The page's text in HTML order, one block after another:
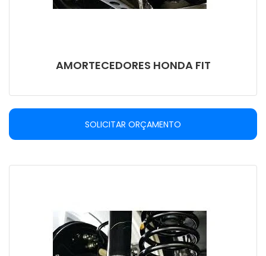
AMORTECEDORES HONDA FIT
SOLICITAR ORÇAMENTO